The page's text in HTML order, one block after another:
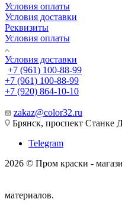
Условия оплаты
Условия доставки
Реквизиты
Условия оплаты
Условия доставки
+7 (961) 100-88-99
+7 (961) 100-88-99
+7 (920) 864-10-10
zakaz@color32.ru
Брянск, проспект Станке
Telegram
2026 © Пром краски -